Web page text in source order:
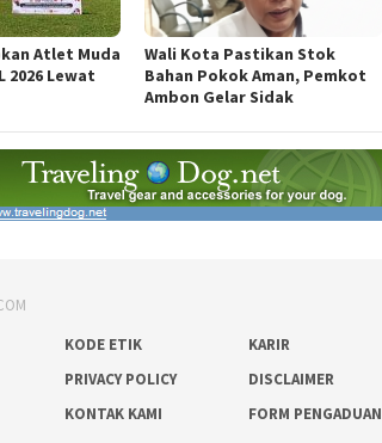
Atlet Muda
2026 Lewat
Wali Kota Pastikan Stok
Bahan Pokok Aman, Pemkot
Ambon Gelar Sidak
KODE ETIK
KARIR
PRIVACY POLICY
DISCLAIMER
KONTAK KAMI
FORM PENGADUAN